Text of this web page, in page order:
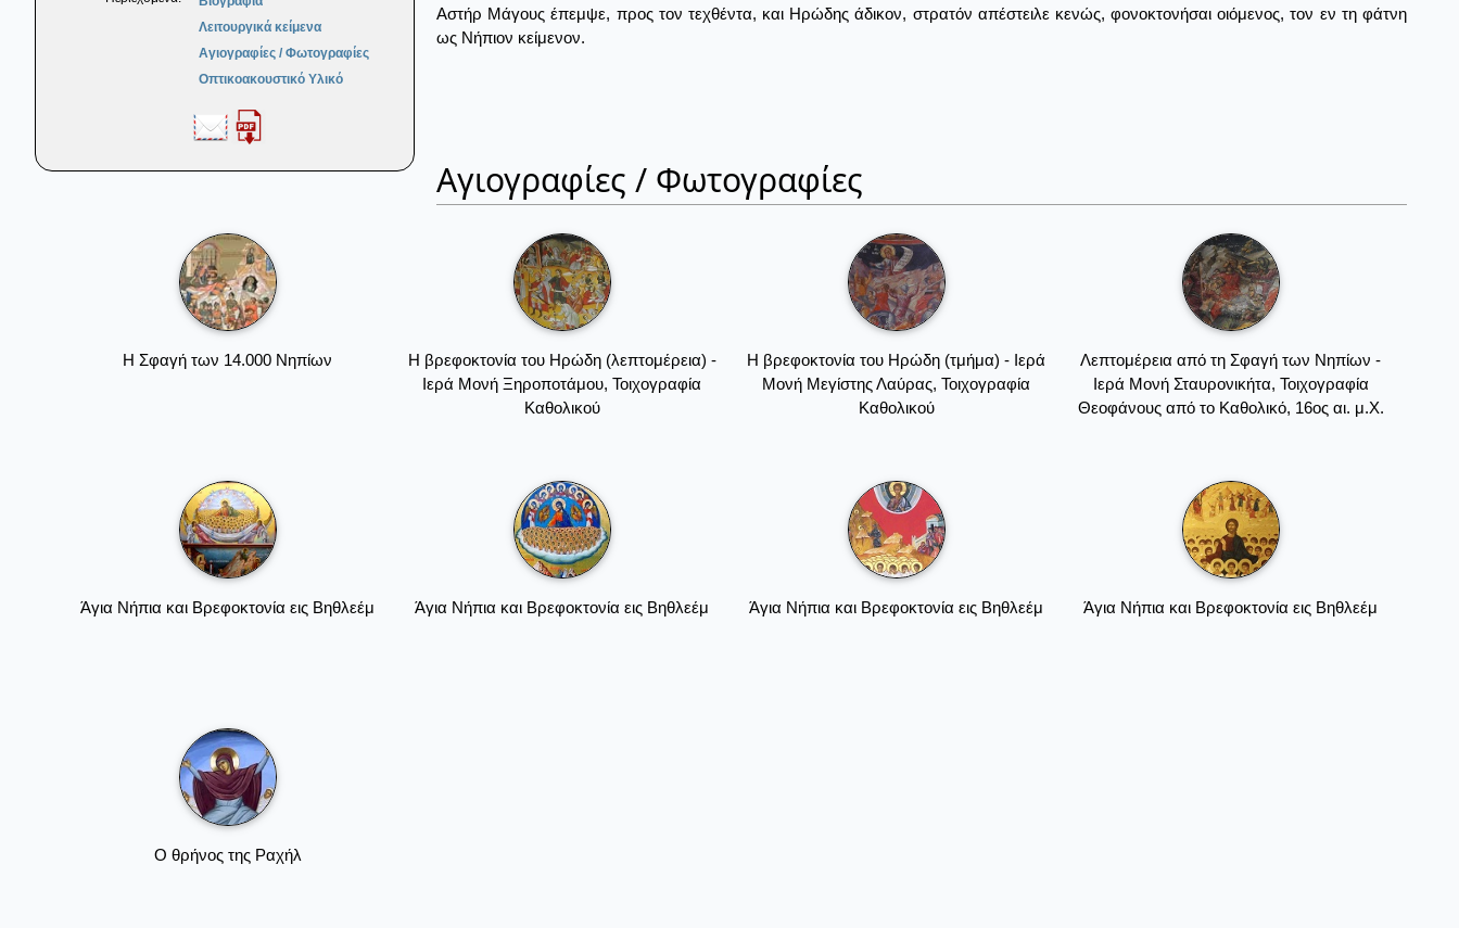
Λειτουργικά κείμενα
Αγιογραφίες / Φωτογραφίες
Οπτικοακουστικό Υλικό
Αστήρ Μάγους έπεμψε, προς τον τεχθέντα, και Ηρώδης άδικον, στρατόν απέστειλε κενώς, φονοκτονήσαι οιόμενος, τον εν τη φάτνη
ως Νήπιον κείμενον.
Αγιογραφίες / Φωτογραφίες
Η Σφαγή των 14.000 Νηπίων
Η βρεφοκτονία του Ηρώδη (λεπτομέρεια) -
Ιερά Μονή Ξηροποτάμου, Τοιχογραφία
Καθολικού
Η βρεφοκτονία του Ηρώδη (τμήμα) - Ιερά
Μονή Μεγίστης Λαύρας, Τοιχογραφία
Καθολικού
Λεπτομέρεια από τη Σφαγή των Νηπίων -
Ιερά Μονή Σταυρονικήτα, Τοιχογραφία
Θεοφάνους από το Καθολικό, 16ος αι. μ.Χ.
Άγια Νήπια και Βρεφοκτονία εις Βηθλεέμ Άγια Νήπια και Βρεφοκτονία εις Βηθλεέμ Άγια Νήπια και Βρεφοκτονία εις Βηθλεέμ Άγια Νήπια και Βρεφοκτονία εις Βηθλεέμ
Ο θρήνος της Ραχήλ